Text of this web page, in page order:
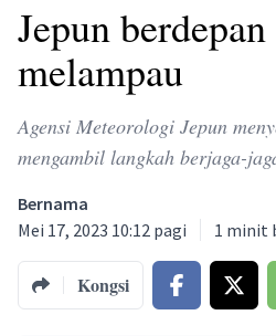
Jepun
melampau
Agensi Meteorologi Jepun
mengambil langkah berjaga-
Bernama
Mei 17, 2023 10:12 pagi
1 minit
Kongsi